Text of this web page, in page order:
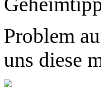
Problem
uns diese